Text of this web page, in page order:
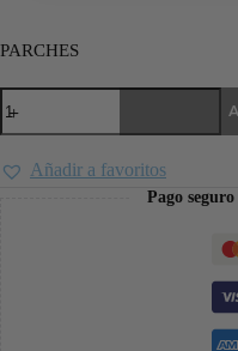
PARCHES
Añadir a favoritos
Pago